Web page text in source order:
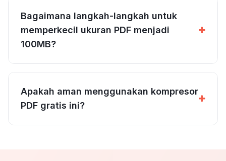
Bagaimana langkah-langkah untuk
memperkecil ukuran PDF menjadi
100MB?
Apakah aman menggunakan kompresor
PDF gratis ini?